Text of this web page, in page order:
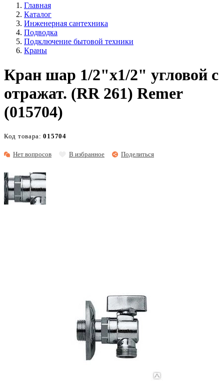
Главная
Каталог
Инженерная сантехника
Подводка
Подключение бытовой техники
Краны
Кран шар 1/2"х1/2" угловой с
отражат. (RR 261) Remer
(015704)
Нет вопросов В избранное Поделиться
Код товара:015704